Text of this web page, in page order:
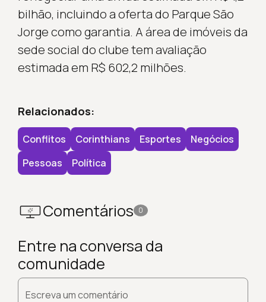
bilhão, incluindo a oferta do Parque São
Jorge como garantia. A área de imóveis da
sede social do clube tem avaliação
estimada em R$ 602,2 milhões.
Relacionados:
Conflitos Corinthians Esportes
Negócios
Pessoas
Política
Comentários 0
Entre na conversa da
comunidade
Escreva um comentário